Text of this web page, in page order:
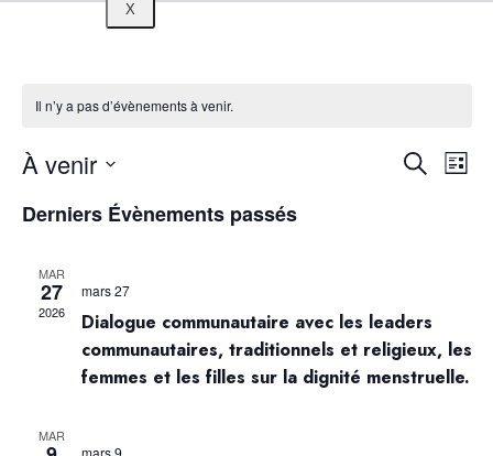
X
Il n’y a pas d’évènements à venir.
de
vues
Recherche
Liste
À venir
une
Derniers Évènements passés
MAR
27
2026
mars 27
Dialogue communautaire avec les leaders
communautaires, traditionnels et religieux, les
femmes et les filles sur la dignité menstruelle.
MAR